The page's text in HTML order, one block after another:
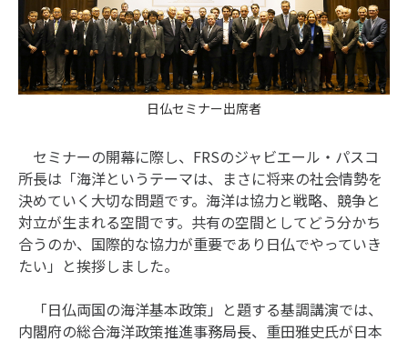
日仏セミナー出席者
セミナーの開幕に際し、FRSのジャビエール・パスコ
所長は「海洋というテーマは、まさに将来の社会情勢を
決めていく大切な問題です。海洋は協力と戦略、競争と
対立が生まれる空間です。共有の空間としてどう分かち
合うのか、国際的な協力が重要であり日仏でやっていき
たい」と挨拶しました。
「日仏両国の海洋基本政策」と題する基調講演では、
内閣府の総合海洋政策推進事務局長、重田雅史氏が日本